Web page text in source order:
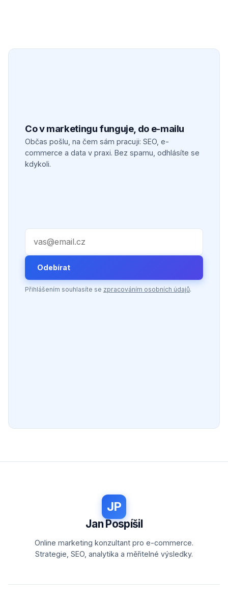
Co v marketingu funguje, do e-mailu
Občas pošlu, na čem sám pracuji: SEO, e-
commerce a data v praxi. Bez spamu, odhlásíte se
kdykoli.
Váš e-mail
Odebírat
Přihlášením souhlasíte se zpracováním osobních údajů.
JP
Jan Pospíšil
Online marketing konzultant pro e-commerce.
Strategie, SEO, analytika a měřitelné výsledky.